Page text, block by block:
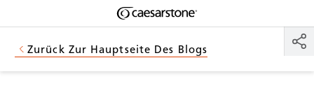
Shaped
by Nature
Zurück Zur Hauptseite Des Blogs